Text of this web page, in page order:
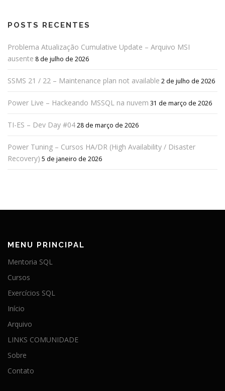
POSTS RECENTES
Problema Atualização Cumulative Update – Arquivo MSI
ausente 8 de julho de 2026
SSMS 21 / 22 – Maintenance plan not available 2 de julho de 2026
Power Live – Hackeando MSSQL na nuvem 31 de março de 2026
TI-ES – Dev Day #0428 de março de 2026
Power Tuning – Cursos HA/DR (High Availability / Disaster
Recovery) 5 de janeiro de 2026
MENU PRINCIPAL
Mentoria SQL
Cursos
Exercícios SQL
Início
Arquivo
LINKS COMUNIDADE
Sobre
Contato